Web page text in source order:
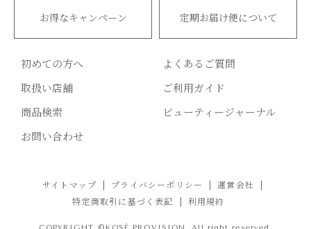
お得なキャンペーン 定期お届け便について
初めての方へ
よくあるご質問
取扱い店舗
ご利用ガイド
商品検索
ビューティージャーナル
お問い合わせ
サイトマップ プライバシーポリシー
運営会社
特定商取引に基づく表記
利用規約